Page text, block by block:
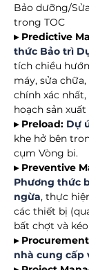
Bảo dưỡng/
trong TOC
▸ Predictive
thức Bảo trì
tích chiều
máy, sửa
chính xác
hoạch sản xuất
▸ Preload: Dự
khe hở bên
cụm Vòng bi.
▸ Preventive
Phương thức
ngừa, thực
các thiết bị
bất chợt và
▸
nhà cung cấp